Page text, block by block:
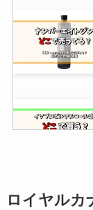
ロイヤルカ